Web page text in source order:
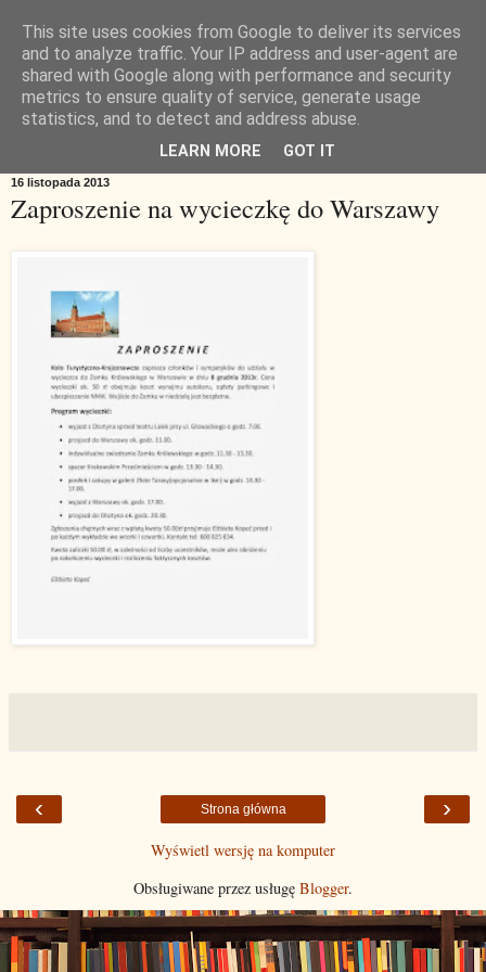
16 listopada 2013
Zaproszenie na wycieczkę do Warszawy
‹ ›
Strona główna
Wyświetl wersję na komputer
Obsługiwane przez usługę Blogger.
This site uses cookies from Google to deliver its services
and to analyze traffic. Your IP address and user-agent are
shared with Google along with performance and security
metrics to ensure quality of service, generate usage
statistics, and to detect and address abuse.
LEARN MORE GOT IT